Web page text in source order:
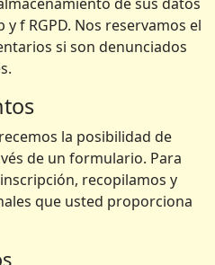
f RGPD. Nos reservamos el
si son denunciados
la posibilidad de
de un formulario. Para
recopilamos y
que usted proporciona